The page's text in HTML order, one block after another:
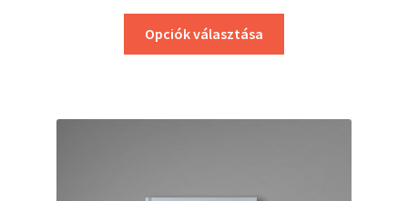
Opciók választása